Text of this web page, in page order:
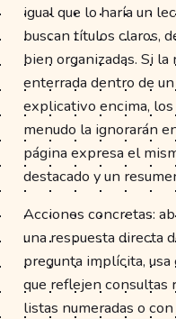
igual que lo haría un
buscan títulos claros,
bien organizadas. Si
enterrada dentro de
explicativo encima,
menudo la ignorarán
página expresa el
destacado y un
Acciones concretas:
una respuesta directa
pregunta implícita,
que reflejen consultas
listas numeradas o